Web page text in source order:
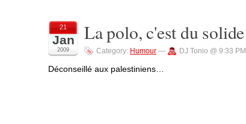
21
Jan
2009
La polo, c'est du solide
Category: Humour — DJ Tonio @ 9:33 PM
Déconseillé aux palestiniens…